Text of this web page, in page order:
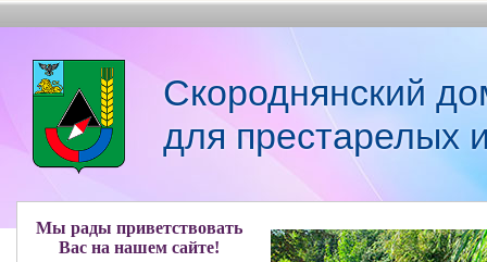
Скороднянский
для престарелых
Мы рады приветствовать
Вас на нашем сайте!